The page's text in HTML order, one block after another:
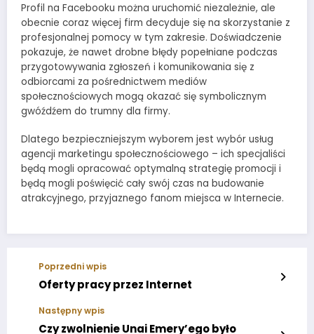
Profil na Facebooku można uruchomić niezależnie, ale
obecnie coraz więcej firm decyduje się na skorzystanie z
profesjonalnej pomocy w tym zakresie. Doświadczenie
pokazuje, że nawet drobne błędy popełniane podczas
przygotowywania zgłoszeń i komunikowania się z
odbiorcami za pośrednictwem mediów
społecznościowych mogą okazać się symbolicznym
gwóźdźem do trumny dla firmy.
Dlatego bezpieczniejszym wyborem jest wybór usług
agencji marketingu społecznościowego – ich specjaliści
będą mogli opracować optymalną strategię promocji i
będą mogli poświęcić cały swój czas na budowanie
atrakcyjnego, przyjaznego fanom miejsca w Internecie.
Poprzedni wpis
Oferty pracy przez Internet
Następny wpis
Czy zwolnienie Unai Emery’ego było